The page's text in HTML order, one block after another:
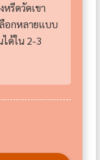
หรีดวัดเขา
อกหลายแบบ
ด้ใน 2-3